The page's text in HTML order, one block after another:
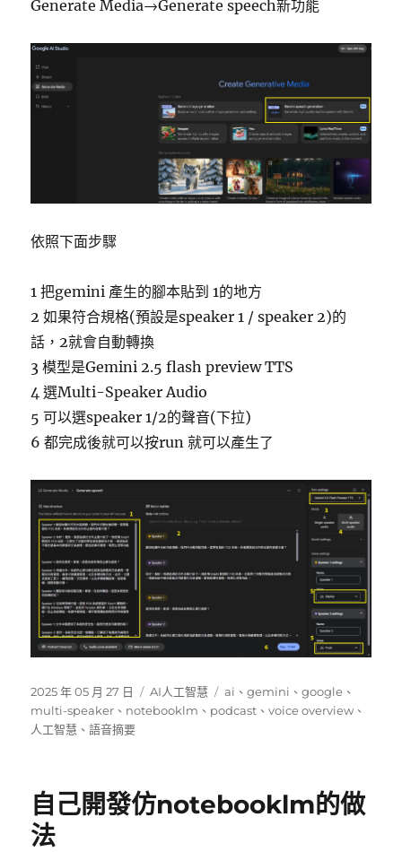
Generate Media→Generate speech新功能
依照下面步驟
1 把gemini 產生的腳本貼到 1的地方
2 如果符合規格(預設是speaker 1 / speaker 2)的
話，2就會自動轉換
3 模型是Gemini 2.5 flash preview TTS
4 選Multi-Speaker Audio
5 可以選speaker 1/2的聲音(下拉)
6 都完成後就可以按run 就可以產生了
發
佈
日
2025 年 05 月 27 日
分
類
AI人工智慧
標
籤
ai 、gemini 、google 、
multi-speaker 、 notebooklm 、 podcast 、voice overview 、
人工智慧 、語音摘要
自己開發仿notebooklm的做
法